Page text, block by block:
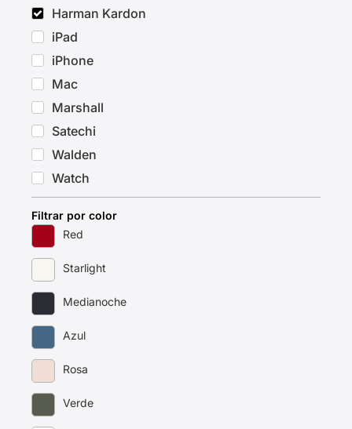
Harman Kardon
iPad
iPhone
Mac
Marshall
Satechi
Walden
Watch
Filtrar por color
Red
Starlight
Medianoche
Azul
Rosa
Verde